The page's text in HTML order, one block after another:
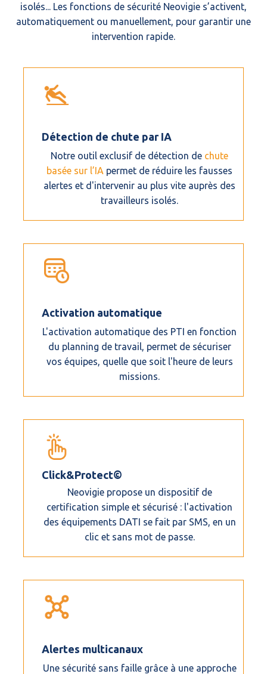
isolés... Les fonctions de sécurité Neovigie s’activent,
automatiquement ou manuellement, pour garantir une
intervention rapide.
Détection de chute par IA
Notre outil exclusif de détection de chute
basée sur l’IA permet de réduire les fausses
alertes et d'intervenir au plus vite auprès des
travailleurs isolés.
Activation automatique
L'activation automatique des PTI en fonction
du planning de travail, permet de sécuriser
vos équipes, quelle que soit l'heure de leurs
missions.
Click&Protect©
Neovigie propose un dispositif de
certification simple et sécurisé : l'activation
des équipements DATI se fait par SMS, en un
clic et sans mot de passe.
Alertes multicanaux
Une sécurité sans faille grâce à une approche